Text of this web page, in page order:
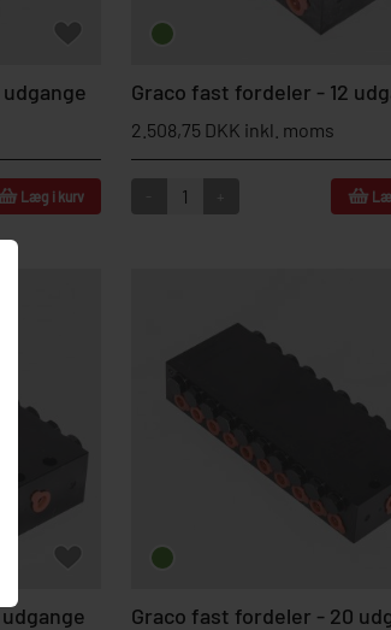
Læg i kurv
Graco fast fordeler - 12
2.508,75 DKK inkl. moms
Graco fast fordeler - 20